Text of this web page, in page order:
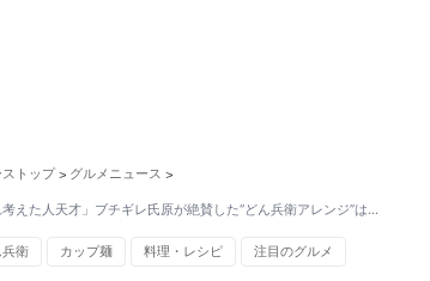
ストップ > グルメニュース >
考えた人天才」ブチギレ氏原が絶賛した“どん兵衛アレンジ”は…
兵衛 カップ麺 料理・レシピ 注目のグルメ